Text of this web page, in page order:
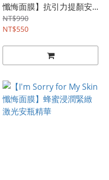
懺悔面膜】抗引力提顏安...
NT$990
NT$550